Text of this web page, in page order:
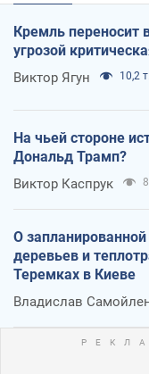
Кремль переносит
угрозой
Виктор Ягун 10,2 т.
На чьей стороне
Дональд Трамп?
Виктор Каспрук
О
деревьев и
Теремках в Киеве
Владислав